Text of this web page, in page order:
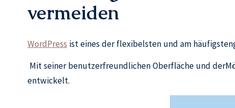
vermeiden
WordPress ist eines der flexibelsten und am
Mit seiner benutzerfreundlichen Oberfläche und
entwickelt.